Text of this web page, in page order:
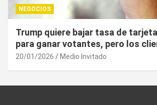
NEGOCIOS
¿Cuál es el “arma nuclear
UE puede utilizar contra EU?
20/01/2026 Medio Invitado